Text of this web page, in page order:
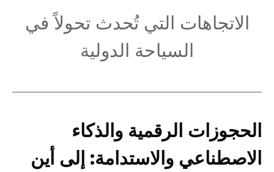
الاتجاهات التي تُحدث تحولاً في
السياحة الدولية
الحجوزات الرقمية والذكاء
الاصطناعي والاستدامة: إلى أين